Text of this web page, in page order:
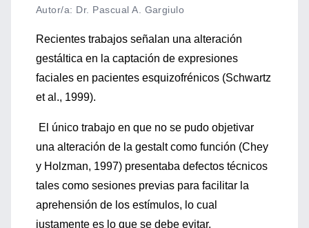
Autor/a: Dr. Pascual A. Gargiulo
Recientes trabajos señalan una alteración
gestáltica en la captación de expresiones
faciales en pacientes esquizofrénicos (Schwartz
et al., 1999).
El único trabajo en que no se pudo objetivar
una alteración de la gestalt como función (Chey
y Holzman, 1997) presentaba defectos técnicos
tales como sesiones previas para facilitar la
aprehensión de los estímulos, lo cual
justamente es lo que se debe evitar.